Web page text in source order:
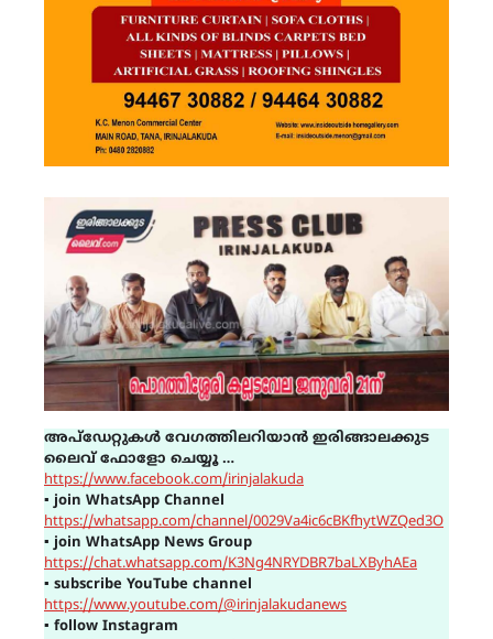
അപ്ഡേറ്റുകൾ വേഗത്തിലറിയാൻ ഇരിങ്ങാലക്കുട
ലൈവ് ഫോളോ ചെയ്യൂ …
https://www.facebook.com/irinjalakuda
▪ join WhatsApp Channel
https://whatsapp.com/channel/0029Va4ic6cBKfhytWZQed3O
▪ join WhatsApp News Group
https://chat.whatsapp.com/K3Ng4NRYDBR7baLXByhAEa
▪ subscribe YouTube channel
https://www.youtube.com/@irinjalakudanews
▪ follow Instagram